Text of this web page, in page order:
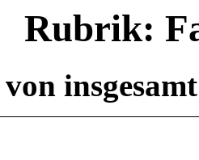
Rubrik: